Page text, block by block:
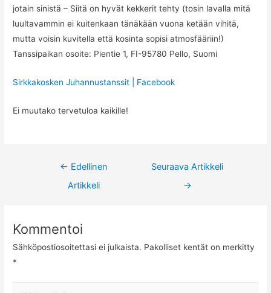
jotain sinistä – Siitä on hyvät kekkerit tehty (tosin lavalla mitä
luultavammin ei kuitenkaan tänäkään vuona ketään vihitä,
mutta voisin kuvitella että kosinta sopisi atmosfääriin!)
Tanssipaikan osoite: Pientie 1, FI-95780 Pello, Suomi
Sirkkakosken Juhannustanssit | Facebook
Ei muutako tervetuloa kaikille!
Artikkelien
selaus
← Edellinen
Artikkeli
Seuraava Artikkeli
→
Kommentoi
Sähköpostiosoitettasi ei julkaista. Pakolliset kentät on merkitty
*